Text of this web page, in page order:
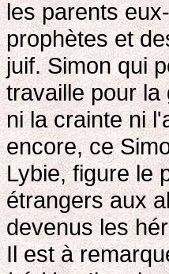
les parents
prophètes et
juif. Simon qui
travaille pour la
ni la crainte ni
encore, ce
Lybie, figure le
étrangers aux
devenus les
Il est à